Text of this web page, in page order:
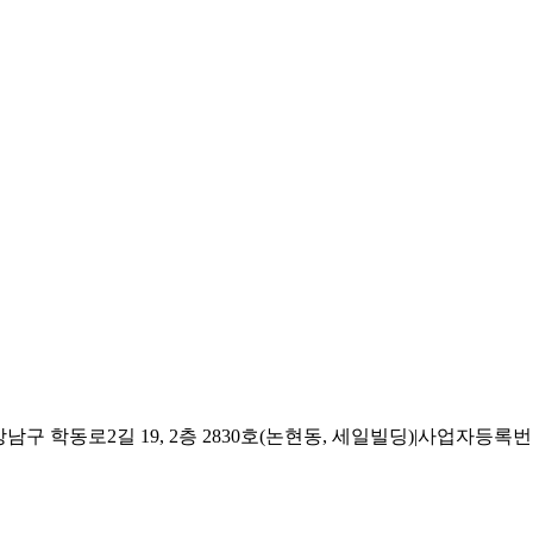
구 학동로2길 19, 2층 2830호(논현동, 세일빌딩)|사업자등록번